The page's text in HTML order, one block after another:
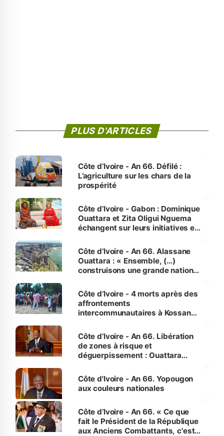
PLUS D'ARTICLES
Côte d’Ivoire - An 66. Défilé :
L’agriculture sur les chars de la
prospérité
Côte d’Ivoire - Gabon : Dominique
Ouattara et Zita Oligui Nguema
échangent sur leurs initiatives en
enfants
Côte d’Ivoire - An 66. Alassane
Ouattara : « Ensemble, (…)
construisons une grande nation
générations futures »
Côte d’Ivoire - 4 morts après des
affrontements
intercommunautaires à Kossandji
milieu des sinistrés
Côte d’Ivoire - An 66. Libération
de zones à risque et
déguerpissement : Ouattara
l'Etat de droit pour préserver les
vies humaines »
Côte d'Ivoire - An 66. Yopougon
aux couleurs nationales
Côte d’Ivoire - An 66. « Ce que
fait le Président de la République
aux Anciens Combattants, c'est